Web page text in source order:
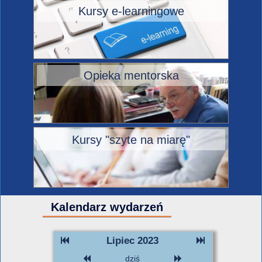
Kursy e-learningowe
Opieka mentorska
Kursy "szyte na miarę"
Kalendarz wydarzeń
Lipiec 2023
dziś